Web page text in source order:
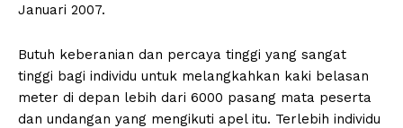
Januari 2007.
Butuh keberanian dan percaya tinggi yang sangat
tinggi bagi individu untuk melangkahkan kaki belasan
meter di depan lebih dari 6000 pasang mata peserta
dan undangan yang mengikuti apel itu. Terlebih individu